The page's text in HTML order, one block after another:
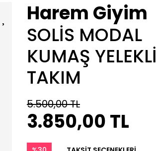
Harem Giyim
SOLİS MODAL
KUMAŞ YELEKLİ
TAKIM
5.500,00 TL
3.850,00 TL